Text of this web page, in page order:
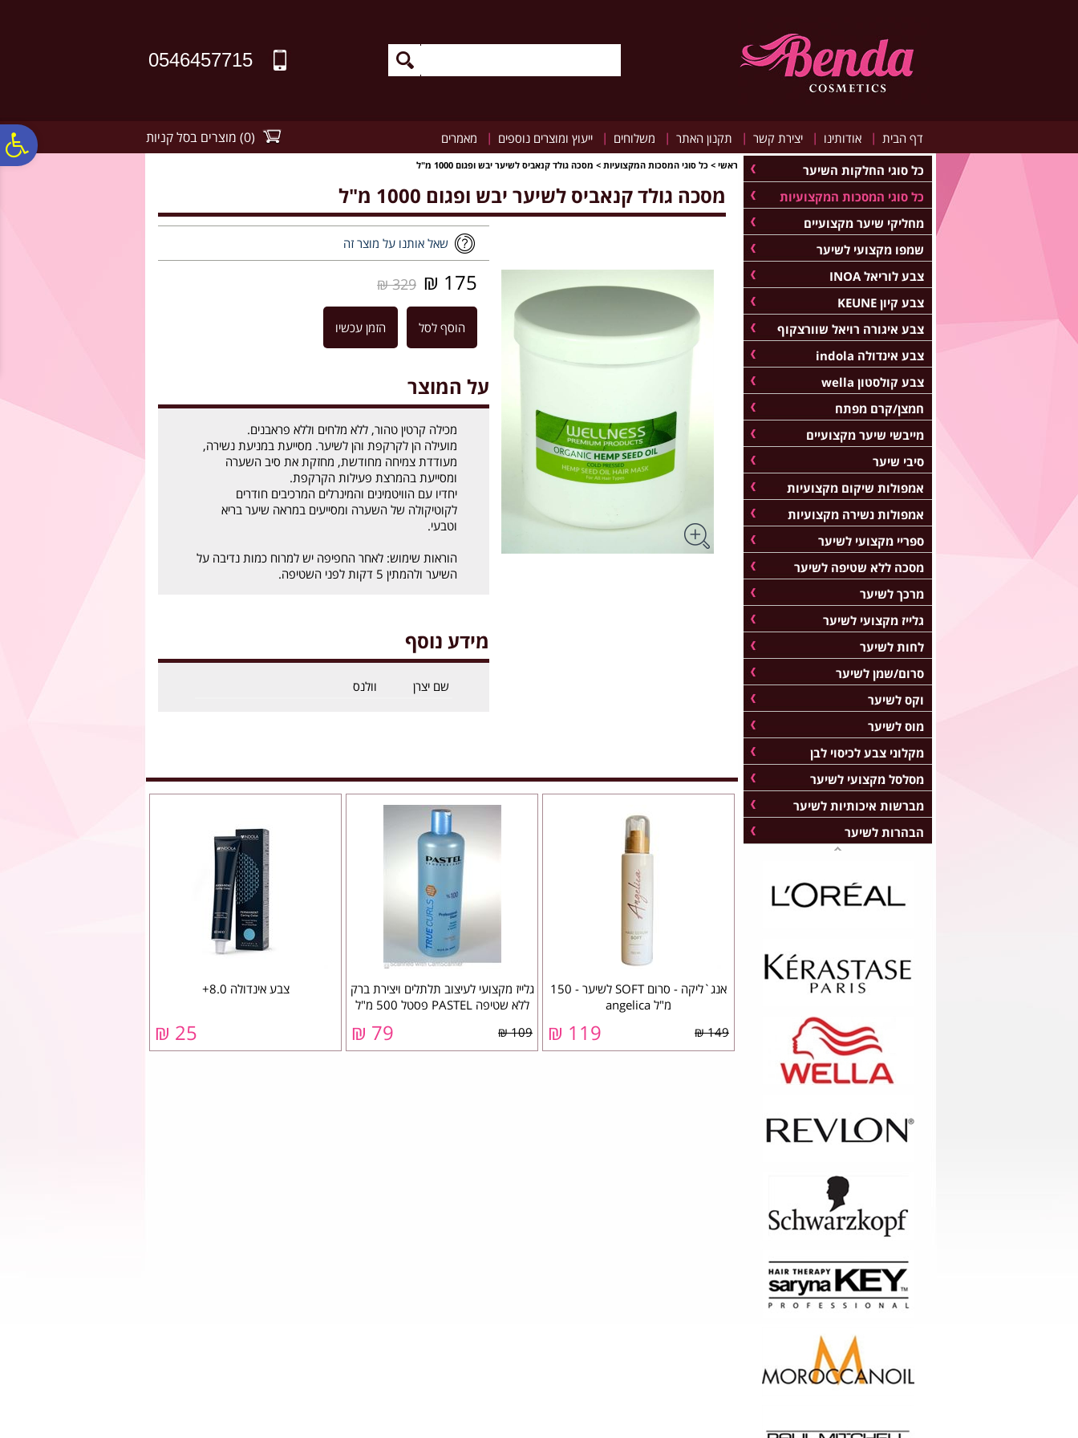
0546457715
דף הבית | אודותינו | יצירת קשר | תקנון האתר | משלוחים | ייעוץ ומוצרים נוספים | מאמרים (
0
) מוצרים בסל קניות
ראשי > כל סוגי המסכות המקצועיות > מסכה גולד קנאביס לשיער יבש ופגום 1000 מ"ל
מסכה גולד קנאביס לשיער יבש ופגום 1000 מ"ל
שאל אותנו על מוצר זה
175 ₪
329 ₪
הוסף לסל הזמן עכשיו
על המוצר
מכילה קרטין טהור, ללא מלחים וללא פראבנים.
מועילה הן לקרקפת והן לשיער. מסייעת במניעת נשירה,
מעודדת צמיחה מחודשת, מחזקת את סיב השערה
ומסייעת בהמרצת פעילות הקרקפת.
יחדיו עם הוויטמינים והמינרלים המרכיבים חודרים
לקוטיקולה של השערה ומסייעים במראה שיער בריא
וטבעי.
הוראות שימוש: לאחר החפיפה יש למרוח כמות נדיבה על
השיער ולהמתין 5 דקות לפני השטיפה.
מידע נוסף
שם יצרן וולנס
אנג`ליקה - סרום SOFT לשיער - 150
מ"ל ‏angelica
149 ₪
119 ₪
גלייז מקצועי לעיצוב תלתלים ויצירת ברק
ללא שטיפה PASTEL פסטל 500 מ"ל
109 ₪
79 ₪
צבע אינדולה 8.0+
25 ₪
כל סוגי החלקות השיער
כל סוגי המסכות המקצועיות
מחליקי שיער מקצועיים
שמפו מקצועי לשיער
צבע לוריאל INOA
צבע קיון KEUNE
צבע איגורה רויאל שוורצקוף
צבע אינדולה indola
צבע קולסטון wella
חמצן/קרם מפתח
מייבשי שיער מקצועיים
סיבי שיער
אמפולות שיקום מקצועיות
אמפולות נשירה מקצועיות
ספריי מקצועי לשיער
מסכה ללא שטיפה לשיער
מרכך לשיער
גלייז מקצועי לשיער
לחות לשיער
סרום/שמן לשיער
וקס לשיער
מוס לשיער
מקלוני צבע לכיסוי לבן
מסלסל מקצועי לשיער
מברשות איכותיות לשיער
הבהרות לשיער